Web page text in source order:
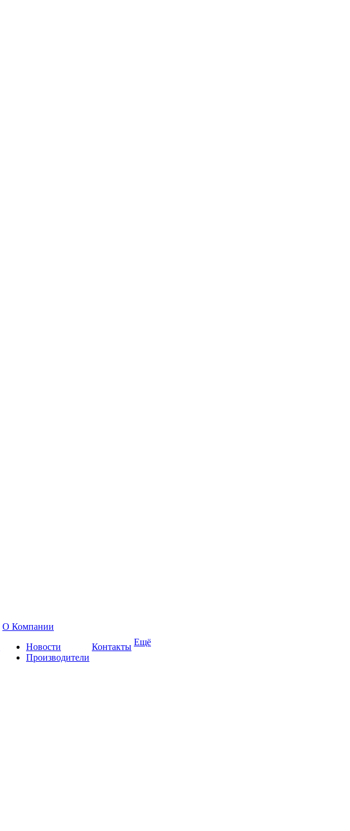
О Компании
Новости
Производители
Контакты Ещё